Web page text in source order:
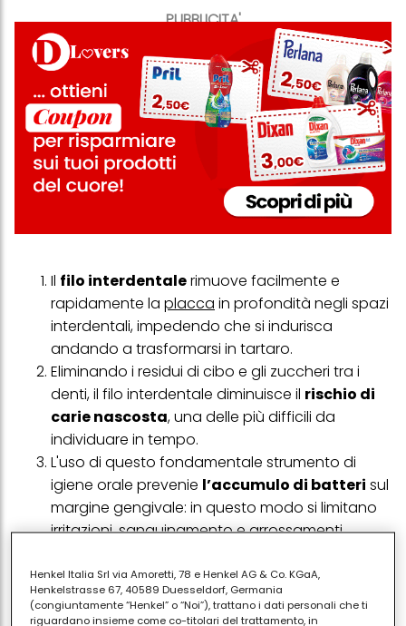
PUBBLICITA'
Il filo interdentalerimuove facilmente e
rapidamente la placca in profondità negli spazi
interdentali, impedendo che si indurisca
andando a trasformarsi in tartaro.
Eliminando i residui di cibo e gli zuccheri tra i
denti, il filo interdentale diminuisce il rischio di
carie nascosta, una delle più difficili da
individuare in tempo.
L'uso di questo fondamentale strumento di
igiene orale prevenie l’accumulo di batteri sul
margine gengivale: in questo modo si limitano
irritazioni, sanguinamento e arrossamenti.
contribuisce, inoltre, a ridurrel’infiammazione
delle gengive: le gengive infiammate possono
causare un disturbo molto fastidioso come
Henkel Italia Srl via Amoretti, 78 e Henkel AG & Co. KGaA,
Henkelstrasse 67, 40589 Duesseldorf, Germania
(congiuntamente “Henkel” o “Noi”), trattano i dati personali che ti
riguardano insieme come co-titolari del trattamento, in